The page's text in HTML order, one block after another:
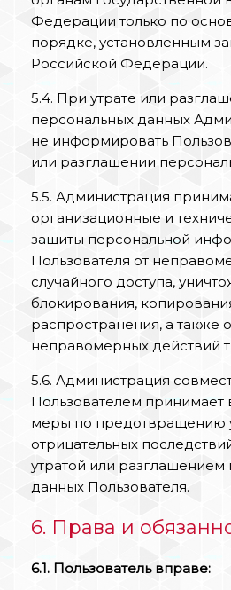
Федерации только по
порядке, установленным
Российской Федерации.
5.4. При утрате или
персональных данных
не информировать
или разглашении
5.5. Администрация
организационные и
защиты персональной
Пользователя от
случайного доступа,
блокирования,
распространения, а также
неправомерных действий
5.6. Администрация
Пользователем
меры по предотвращению
отрицательных
утратой или разглашением
данных Пользователя.
6. Права и
6.1. Пользователь вправе: